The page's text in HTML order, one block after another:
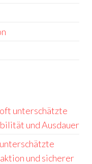
unterschätzte
und Ausdauer
und sicherer